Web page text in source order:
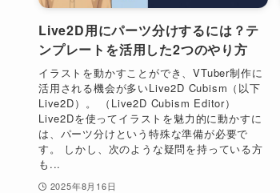
Live2D用にパーツ分けするには？テ
ンプレートを活用した2つのやり方
イラストを動かすことができ、VTuber制作に
活用される機会が多いLive2D Cubism（以下
Live2D）。 （Live2D Cubism Editor）
Live2Dを使ってイラストを魅力的に動かすに
は、パーツ分けという特殊な準備が必要で
す。 しかし、次のような疑問を持っている方
も...
2025年8月16日